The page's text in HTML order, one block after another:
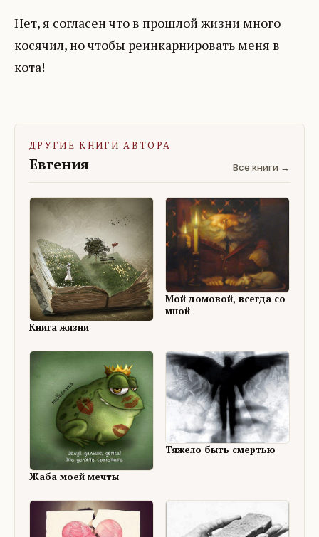
Нет, я согласен что в прошлой жизни много
косячил, но чтобы реинкарнировать меня в
кота!
ДРУГИЕ КНИГИ АВТОРА
Евгения Все книги →
Книга жизни
Мой домовой, всегда со
мной
Жаба моей мечты
Тяжело быть смертью